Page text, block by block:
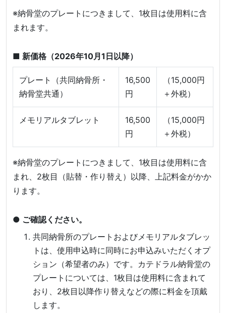
※納骨堂のプレートにつきまして、1枚目は使用料に含
まれます。
■ 新価格（2026年10月1日以降）
プレート（共同納骨所・
納骨堂共通）
16,500
円
（15,000円
＋外税）
メモリアルタブレット
16,500
円
（15,000円
＋外税）
※納骨堂のプレートにつきまして、1枚目は使用料に含
まれ、2枚目（貼替・作り替え）以降、上記料金がかか
ります。
● ご確認ください。
共同納骨所のプレートおよびメモリアルタブレッ
トは、使用申込時に同時にお申込みいただくオプ
ション（希望者のみ）です。カテドラル納骨堂の
プレートについては、1枚目は使用料に含まれて
おり、2枚目以降作り替えなどの際に料金を頂戴
します。